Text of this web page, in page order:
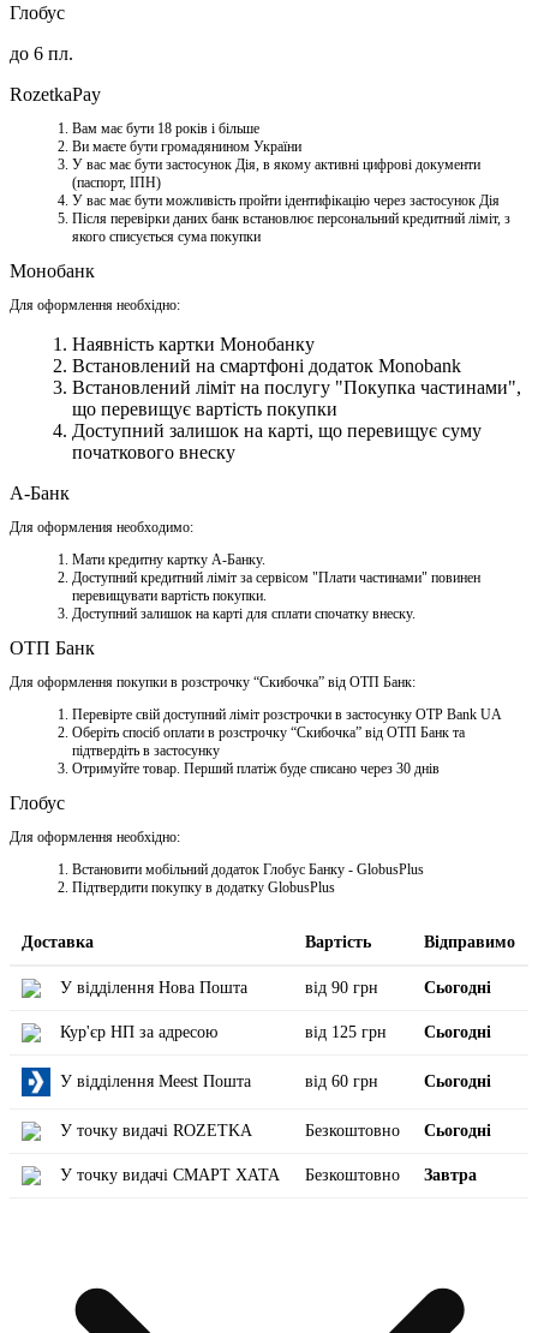
Глобус
до 6 пл.
RozetkaPay
Вам має бути 18 років і більше
Ви маєте бути громадянином України
У вас має бути застосунок Дія, в якому активні цифрові документи
(паспорт, ІПН)
У вас має бути можливість пройти ідентифікацію через застосунок Дія
Після перевірки даних банк встановлює персональний кредитний ліміт, з
якого списується сума покупки
Монобанк
Для оформлення необхідно:
Наявність картки Монобанку
Встановлений на смартфоні додаток Monobank
Встановлений ліміт на послугу "Покупка частинами",
що перевищує вартість покупки
Доступний залишок на карті, що перевищує суму
початкового внеску
А-Банк
Для оформления необходимо:
Мати кредитну картку A-Банку.
Доступний кредитний ліміт за сервісом "Плати частинами" повинен
перевищувати вартість покупки.
Доступний залишок на карті для сплати спочатку внеску.
ОТП Банк
Для оформлення покупки в розстрочку “Скибочка” від ОТП Банк:
Перевірте свій доступний ліміт розстрочки в застосунку OTP Bank UA
Оберіть спосіб оплати в розстрочку “Скибочка” від ОТП Банк та
підтвердіть в застосунку
Отримуйте товар. Перший платіж буде списано через 30 днів
Глобус
Для оформлення необхідно:
Встановити мобільний додаток Глобус Банку - GlobusPlus
Підтвердити покупку в додатку GlobusPlus
Доставка Вартість Відправимо
У відділення Нова Пошта від 90 грн Сьогодні
Кур'єр НП за адресою від 125 грн Сьогодні
У відділення Meest Пошта від 60 грн Сьогодні
У точку видачі ROZETKA Безкоштовно Сьогодні
У точку видачі СМАРТ ХАТА Безкоштовно Завтра